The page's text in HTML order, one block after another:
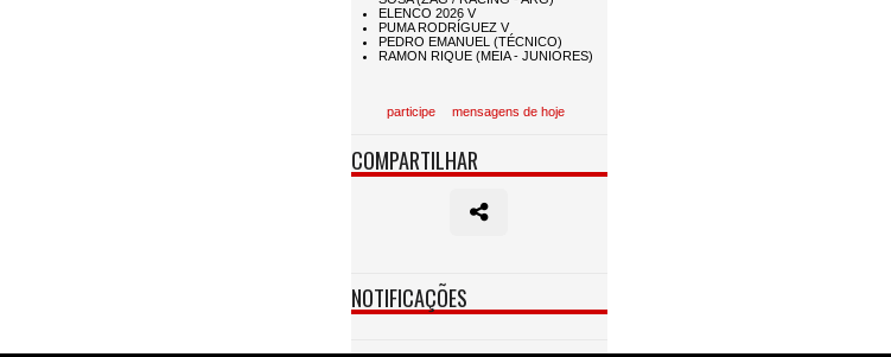
participe mensagens de hoje
COMPARTILHAR
NOTIFICAÇÕES